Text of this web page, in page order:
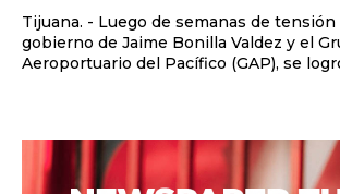
Tijuana. - Luego de semanas de
gobierno de Jaime Bonilla Valdez y el
Aeroportuario del Pacífico (GAP), se